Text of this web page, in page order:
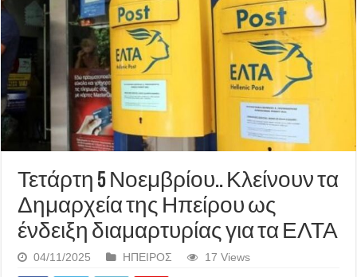
Τετάρτη 5 Νοεμβρίου.. Κλείνουν τα
Δημαρχεία της Ηπείρου ως
ένδειξη διαμαρτυρίας για τα ΕΛΤΑ
04/11/2025 ΗΠΕΙΡΟΣ 17 Views